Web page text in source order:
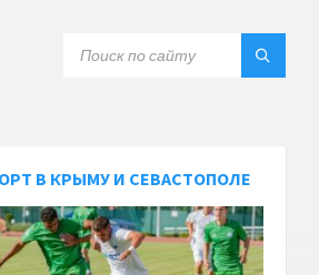
В КРЫМУ И СЕВАСТОПОЛЕ